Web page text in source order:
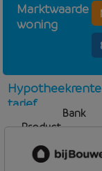
Marktwaarde
woning
tarief
Bank
Product